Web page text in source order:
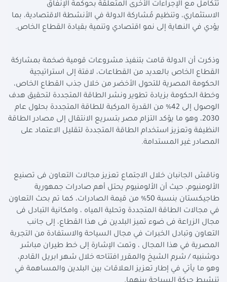
تتكامل مع الإجراءات الأخرى المتعلقة بحوكمة الإنفاق
الاستثماري، وتنظيم مُشاركة الدولة في الأنشطة الاقتصادية، بما
يؤدي في النهاية إلى نمو اقتصادي وتنمية بقيادة القطاع الخاص.
وذكرت أن الدولة قامت بتنفيذ مشروعات قومية ضخمة بمشاركة
القطاع الخاص بالعديد من القطاعات، لافتة إلى استراتيجية
الحكومة المصرية للتحول الأخضر من خلال جذب القطاع الخاص،
وخطة الحكومة بزيادة تطوير ونشر الطاقة المتجددة لتحقيق هدف
الوصول إلى 42% من القدرة المركبة للطاقة المتجددة بحلول عام
2030، وهو ما يؤكد التزام مصر بتسريع الانتقال إلى مصادر الطاقة
النظيفة وتعزيز استخدام الطاقة المتجددة لتقليل الاعتماد على
المصادر غير المستدامة.
وناقش الجانبان خلال الاجتماع تعزيز مجالات التعاون فى تصنيع
الألومنيوم، حيث أن الألومنيوم يحتل أهم صادرات جمهورية
طاجيكستان بنسبة 50% من قيمة الصادرات، كما تم بحث التعاون
في مجالات الطاقة المتجددة وتحلية المياه ، وامكانية التبادل فى
مجال الزراعة فى ضوء تميز البلدين فى هذا القطاع، إلى جانب
التعاون وتبادل الخبرات في مجال السياحة والاستفادة من التجربة
المصرية في هذا المجال ، وتمت الإشارة إلى خط طيران مباشر
دوشنبيه / شرم الشيخ والمقرر افتتاحه خلال شهر ابريل القادم،
وهو ما يأتي في إطار تعزيز العلاقات بين البلدين والمساهمة في